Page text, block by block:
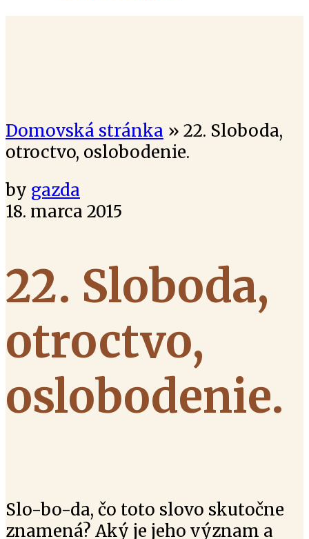
Domovská stránka » 22. Sloboda,
otroctvo, oslobodenie.
by gazda
18. marca 2015
22. Sloboda,
otroctvo,
oslobodenie.
Slo-bo-da, čo toto slovo skutočne
znamená? Aký je jeho význam a